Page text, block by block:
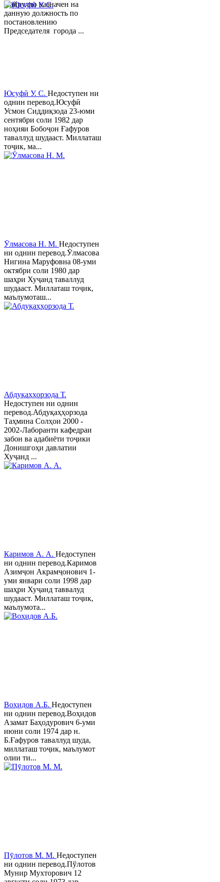
Хайрулло назначен на
данную должность по
постановлению
Председателя города ...
Юсуфӣ У. C. Недоступен ни
однин перевод.Юсуфӣ
Усмон Сиддиқзода 23-юми
сентябри соли 1982 дар
ноҳияи Бобоҷон Ғафуров
таваллуд шудааст. Миллаташ
тоҷик, ма...
Ӯлмасова Н. М. Недоступен
ни однин перевод.Ӯлмасова
Нигина Маруфовна 08-уми
октябри соли 1980 дар
шаҳри Хуҷанд таваллуд
шудааст. Миллаташ тоҷик,
маълумоташ...
Абдуқаҳҳорзода Т.
Недоступен ни однин
перевод.Абдуқаҳҳорзода
Таҳмина Солҳои 2000 -
2002-Лаборанти кафедраи
забон ва адабиёти тоҷики
Донишгоҳи давлатии
Хуҷанд ...
Каримов А. А. Недоступен
ни однин перевод.Каримов
Азимҷон Акрамҷонович 1-
уми январи соли 1998 дар
шаҳри Хуҷанд таввалуд
шудааст. Миллаташ тоҷик,
маълумота...
Воҳидов А.Б. Недоступен
ни однин перевод.Воҳидов
Азамат Баҳодурович 6-уми
июни соли 1974 дар н.
Б.Ғафуров таваллуд шуда,
миллаташ тоҷик, маълумот
олии ти...
Пӯлотов М. М. Недоступен
ни однин перевод.Пўлотов
Мунир Мухторович 12